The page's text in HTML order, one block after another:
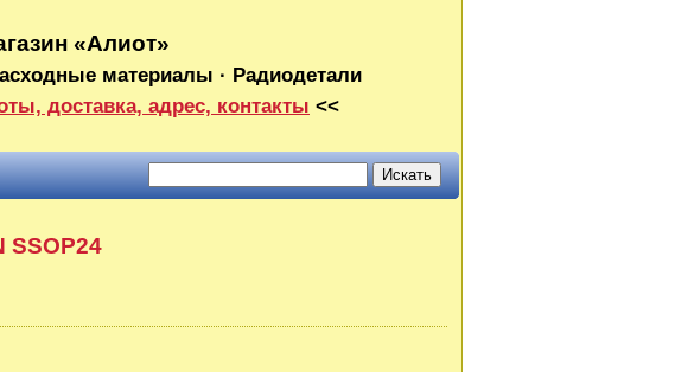
«Алиот»
материалы · Радиодетали
доставка, адрес, контакты <<
SSOP24